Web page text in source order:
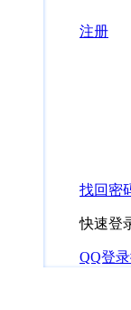
注册
找回密
快速登
QQ登录